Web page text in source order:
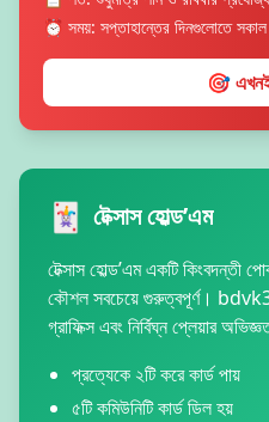
⏰ সময়: সপ্তাহান্তের দিনগুলোতে
🎯
🃏 টেক্সাস হোল্ড’এম
টেক্সাস হোল্ড’এম একটি কিংবদন্তী
কৌশল সবচেয়ে গুরুত্বপূর্ণ।
গ্রাফিক্স এবং নির্বিঘ্ন প্লেয়ার
প্রত্যেকে ২টি করে কার্ড পায়
৫টি কমিউনিটি কার্ড ডিল হয়